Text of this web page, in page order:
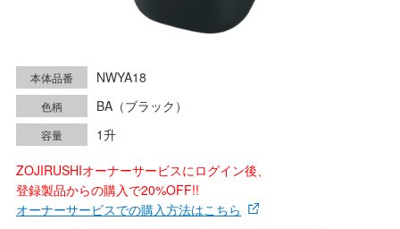
本体品番 NWYA18
色柄 BA（ブラック）
容量
1升
ZOJIRUSHIオーナーサービスにログイン後、
登録製品からの購入で20%OFF!!
オーナーサービスでの購入方法はこちら